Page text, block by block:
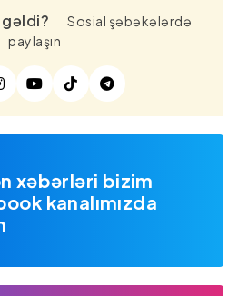
Sosial şəbəkələrdə
paylaşın
xəbərləri bizim
kanalımızda